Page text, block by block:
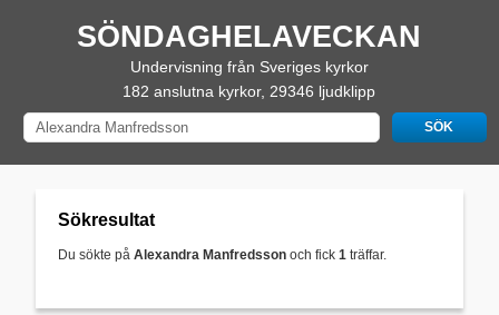
SÖNDAGHELAVECKAN
Undervisning från Sveriges kyrkor
182 anslutna kyrkor, 29346 ljudklipp
Sökresultat
Du sökte påAlexandra Manfredsson och fick1 träffar.